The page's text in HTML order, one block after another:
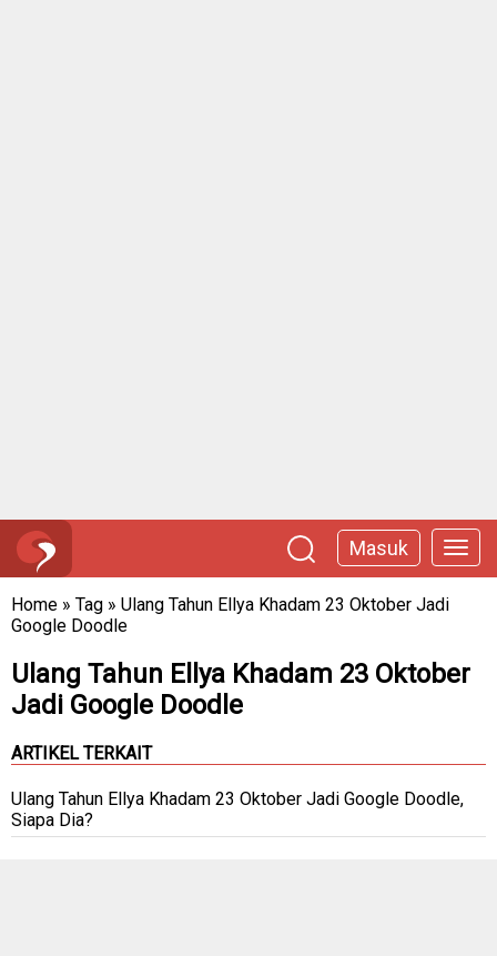
Masuk
Home » Tag » Ulang Tahun Ellya Khadam 23 Oktober Jadi
Google Doodle
Ulang Tahun Ellya Khadam 23 Oktober
Jadi Google Doodle
ARTIKEL TERKAIT
Ulang Tahun Ellya Khadam 23 Oktober Jadi Google Doodle,
Siapa Dia?